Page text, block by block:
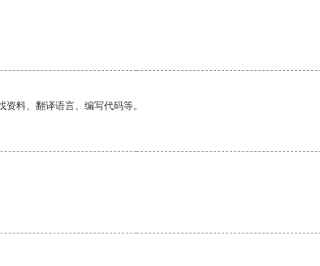
料、翻译语言、编写代码等。